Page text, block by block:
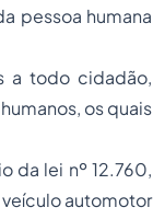
pessoa humana
a todo cidadão,
os quais
da lei nº 12.760,
automotor